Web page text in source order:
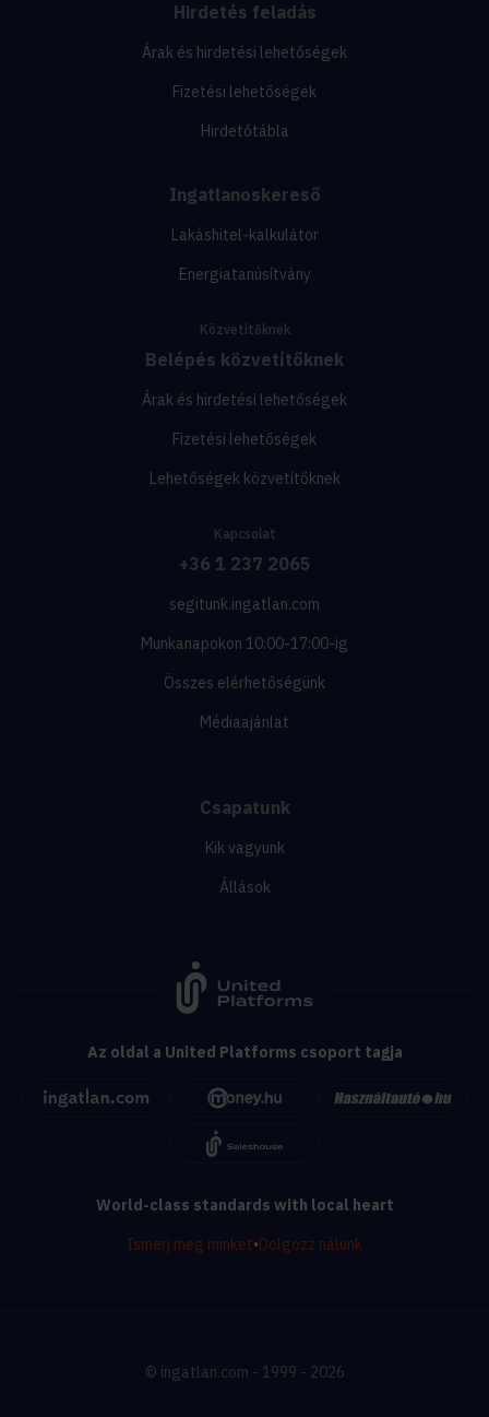
Hirdetés feladás
Árak és hirdetési lehetőségek
Fizetési lehetőségek
Hirdetőtábla
Ingatlanoskereső
Lakáshitel-kalkulátor
Energiatanúsítvány
Közvetítőknek
Belépés közvetítőknek
Árak és hirdetési lehetőségek
Fizetési lehetőségek
Lehetőségek közvetítőknek
Kapcsolat
+36 1 237 2065
segitunk.ingatlan.com
Munkanapokon 10:00-17:00-ig
Összes elérhetőségünk
Médiaajánlat
Csapatunk
Kik vagyunk
Állások
Az oldal a United Platforms csoport tagja
World-class standards with local heart
Ismerj meg minket•Dolgozz nálunk
© ingatlan.com - 1999 - 2026